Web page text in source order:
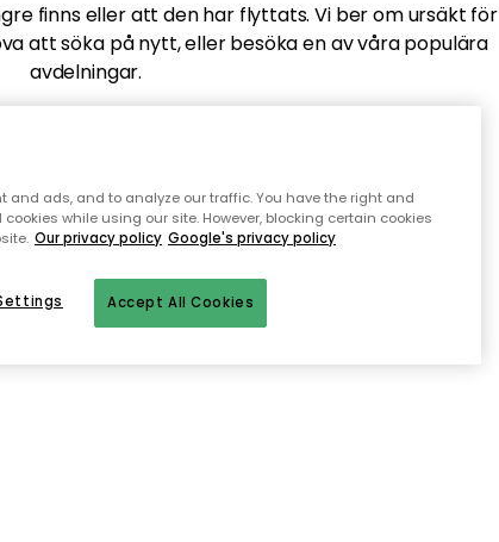
finns eller att den har flyttats. Vi ber om ursäkt för
att söka på nytt, eller besöka en av våra populära
avdelningar.
and ads, and to analyze our traffic. You have the right and
while using our site. However, blocking certain cookies
Our privacy policy Google's privacy policy
Accept All Cookies